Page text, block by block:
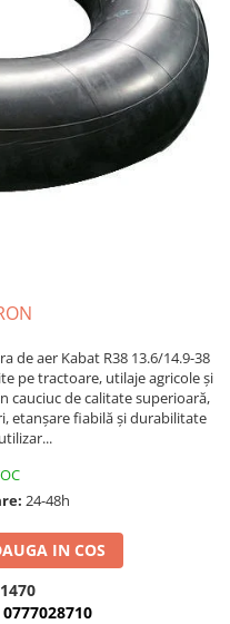
de aer Kabat R38 13.6/14.9-38
pe tractoare, utilaje agricole și
cauciuc de calitate superioară,
etanșare fiabilă și durabilitate
24-48h
IN COS
1470
0777028710